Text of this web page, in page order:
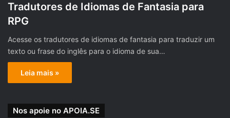
Tradutores de Idiomas de Fantasia para
RPG
Acesse os tradutores de idiomas de fantasia para traduzir um
texto ou frase do inglês para o idioma de sua…
Leia mais »
Nos apoie no APOIA.SE